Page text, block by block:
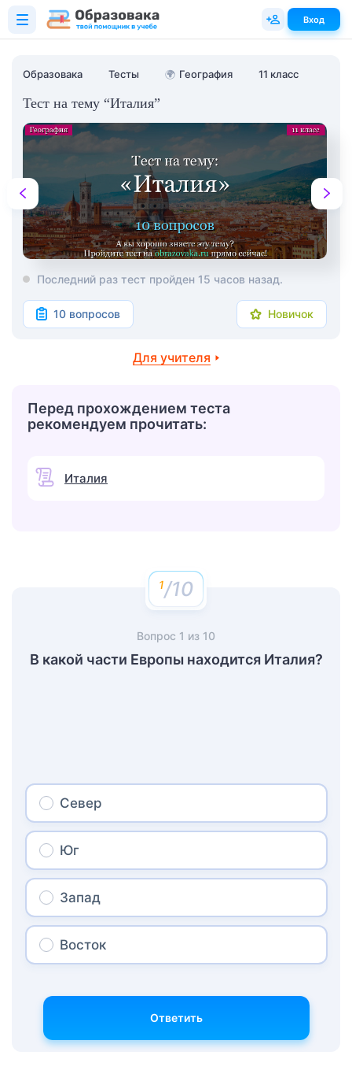
Образовака Тесты 🌍 География 11 класс
Тест на тему “Италия”
Последний раз тест пройден 15 часов назад.
10 вопросов Новичок
Для учителя
Перед прохождением теста
рекомендуем прочитать:
Италия
/10
Вопрос 1 из 10
В какой части Европы находится Италия?
Север
Юг
Запад
Восток
Ответить
Вход